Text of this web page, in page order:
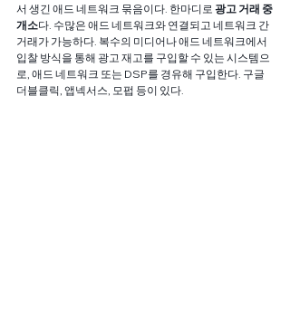
서 생긴 애드 네트워크 묶음이다. 한마디로 광고 거래 중
개소다. 수많은 애드 네트워크와 연결되고 네트워크 간
거래가 가능하다. 복수의 미디어나 애드 네트워크에서
입찰 방식을 통해 광고 재고를 구입할 수 있는 시스템으
로, 애드 네트워크 또는 DSP를 경유해 구입한다. 구글
더블클릭, 앱넥서스, 모펍 등이 있다.